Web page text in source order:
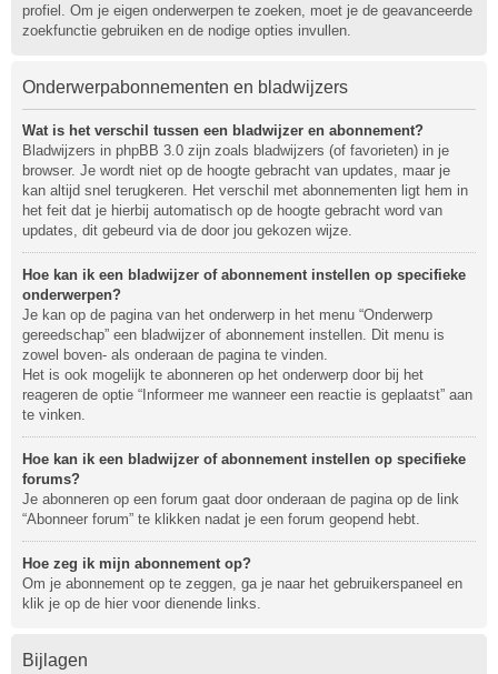
profiel. Om je eigen onderwerpen te zoeken, moet je de geavanceerde
zoekfunctie gebruiken en de nodige opties invullen.
Onderwerpabonnementen en bladwijzers
Wat is het verschil tussen een bladwijzer en abonnement?
Bladwijzers in phpBB 3.0 zijn zoals bladwijzers (of favorieten) in je
browser. Je wordt niet op de hoogte gebracht van updates, maar je
kan altijd snel terugkeren. Het verschil met abonnementen ligt hem in
het feit dat je hierbij automatisch op de hoogte gebracht word van
updates, dit gebeurd via de door jou gekozen wijze.
Hoe kan ik een bladwijzer of abonnement instellen op specifieke
onderwerpen?
Je kan op de pagina van het onderwerp in het menu “Onderwerp
gereedschap” een bladwijzer of abonnement instellen. Dit menu is
zowel boven- als onderaan de pagina te vinden.
Het is ook mogelijk te abonneren op het onderwerp door bij het
reageren de optie “Informeer me wanneer een reactie is geplaatst” aan
te vinken.
Hoe kan ik een bladwijzer of abonnement instellen op specifieke
forums?
Je abonneren op een forum gaat door onderaan de pagina op de link
“Abonneer forum” te klikken nadat je een forum geopend hebt.
Hoe zeg ik mijn abonnement op?
Om je abonnement op te zeggen, ga je naar het gebruikerspaneel en
klik je op de hier voor dienende links.
Bijlagen